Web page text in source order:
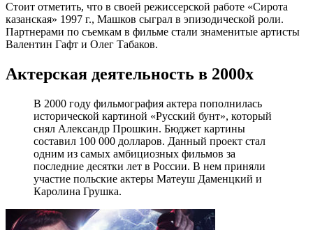
Стоит отметить, что в своей режиссерской работе «Сирота
казанская» 1997 г., Машков сыграл в эпизодической роли.
Партнерами по съемкам в фильме стали знаменитые артисты
Валентин Гафт и Олег Табаков.
Актерская деятельность в 2000х
В 2000 году фильмография актера пополнилась
исторической картиной «Русский бунт», который
снял Александр Прошкин. Бюджет картины
составил 100 000 долларов. Данный проект стал
одним из самых амбициозных фильмов за
последние десятки лет в России. В нем приняли
участие польские актеры Матеуш Даменцкий и
Каролина Грушка.